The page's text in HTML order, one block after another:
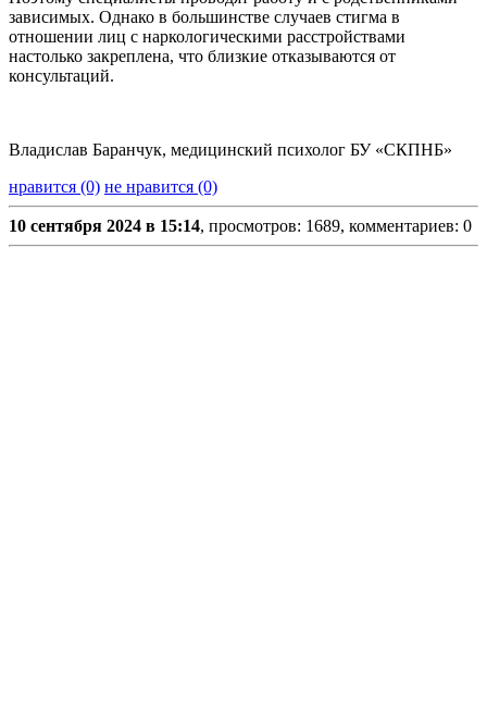
зависимых. Однако в большинстве случаев стигма в
отношении лиц с наркологическими расстройствами
настолько закреплена, что близкие отказываются от
консультаций.
Владислав Баранчук, медицинский психолог БУ «СКПНБ»
нравится (0) не нравится (0)
10 сентября 2024 в 15:14, просмотров: 1689, комментариев: 0